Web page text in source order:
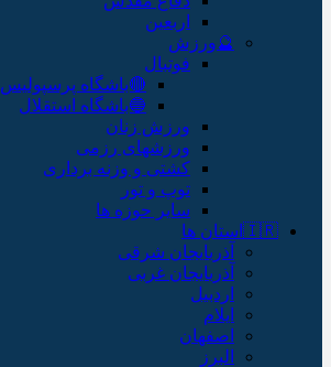
اربعین
🔮ورزش
فوتبال
🔴باشگاه پرسپولیس
🔵باشگاه استقلال
ورزش زنان
ورزشهای رزمی
کشتی و وزنه برداری
توپ و تور
سایر حوزه ها
🇮🇷استان ها
آذربایجان شرقی
آذربایجان غربی
اردبیل
ایلام
اصفهان
البرز